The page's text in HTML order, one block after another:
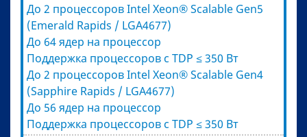
До 2 процессоров Intel Xeon® Scalable Gen5
(Emerald Rapids / LGA4677)
До 64 ядер на процессор
Поддержка процессоров с TDP ≤ 350 Вт
До 2 процессоров Intel Xeon® Scalable Gen4
(Sapphire Rapids / LGA4677)
До 56 ядер на процессор
Поддержка процессоров с TDP ≤ 350 Вт